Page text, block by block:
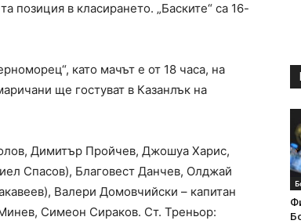
позиция в класирането. „Баските“ са 16-
като мачът е от 18 часа, на
ще гостуват в Казанлък на
Димитър Пройчев, Джошуа Харис,
Спасов), Благовест Данчев, Олджай
Валери Домовчийски – капитан
Симеон Сираков. Ст. Треньор: